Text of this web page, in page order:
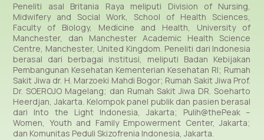
Peneliti asal Britania Raya meliputi Division of Nursing,
Midwifery and Social Work, School of Health Sciences,
Faculty of Biology, Medicine and Health, University of
Manchester, dan Manchester Academic Health Science
Centre, Manchester, United Kingdom. Peneliti dari Indonesia
berasal dari berbagai institusi, meliputi Badan Kebijakan
Pembangunan Kesehatan Kementerian Kesehatan RI; Rumah
Sakit Jiwa dr. H. Marzoeki Mahdi Bogor; Rumah Sakit Jiwa Prof.
Dr. SOEROJO Magelang; dan Rumah Sakit Jiwa DR. Soeharto
Heerdjan, Jakarta. Kelompok panel publik dan pasien berasal
dari Into the Light Indonesia, Jakarta; Pulih@thePeak –
Women, Youth and Family Empowerment Center, Jakarta;
dan Komunitas Peduli Skizofrenia Indonesia, Jakarta.